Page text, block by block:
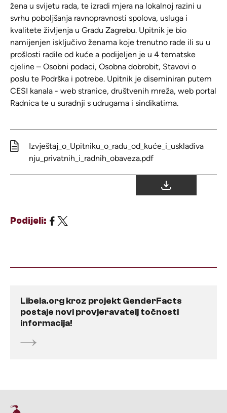
žena u svijetu rada, te izradi mjera na lokalnoj razini u
svrhu poboljšanja ravnopravnosti spolova, usluga i
kvalitete življenja u Gradu Zagrebu. Upitnik je bio
namijenjen isključivo ženama koje trenutno rade ili su u
prošlosti radile od kuće a podijeljen je u 4 tematske
cjeline – Osobni podaci, Osobna dobrobit, Stavovi o
poslu te Podrška i potrebe. Upitnik je diseminiran putem
CESI kanala - web stranice, društvenih mreža, web portal
Radnica te u suradnji s udrugama i sindikatima.
Izvještaj_o_Upitniku_o_radu_od_kuće_i_usklađiva
nju_privatnih_i_radnih_obaveza.pdf
Podijeli:
Libela.org kroz projekt GenderFacts
postaje novi provjeravatelj točnosti
informacija!